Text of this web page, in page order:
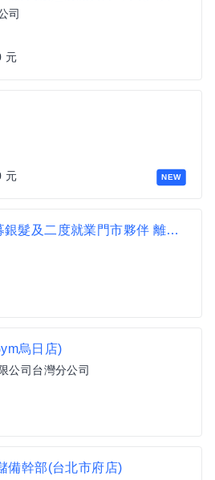
司
元
NEW
元
統一超商-嘉義市招募銀髮及二度就業門市夥伴 離家近/工時彈性
烏日店)
公司台灣分公司
備幹部(台北市府店)